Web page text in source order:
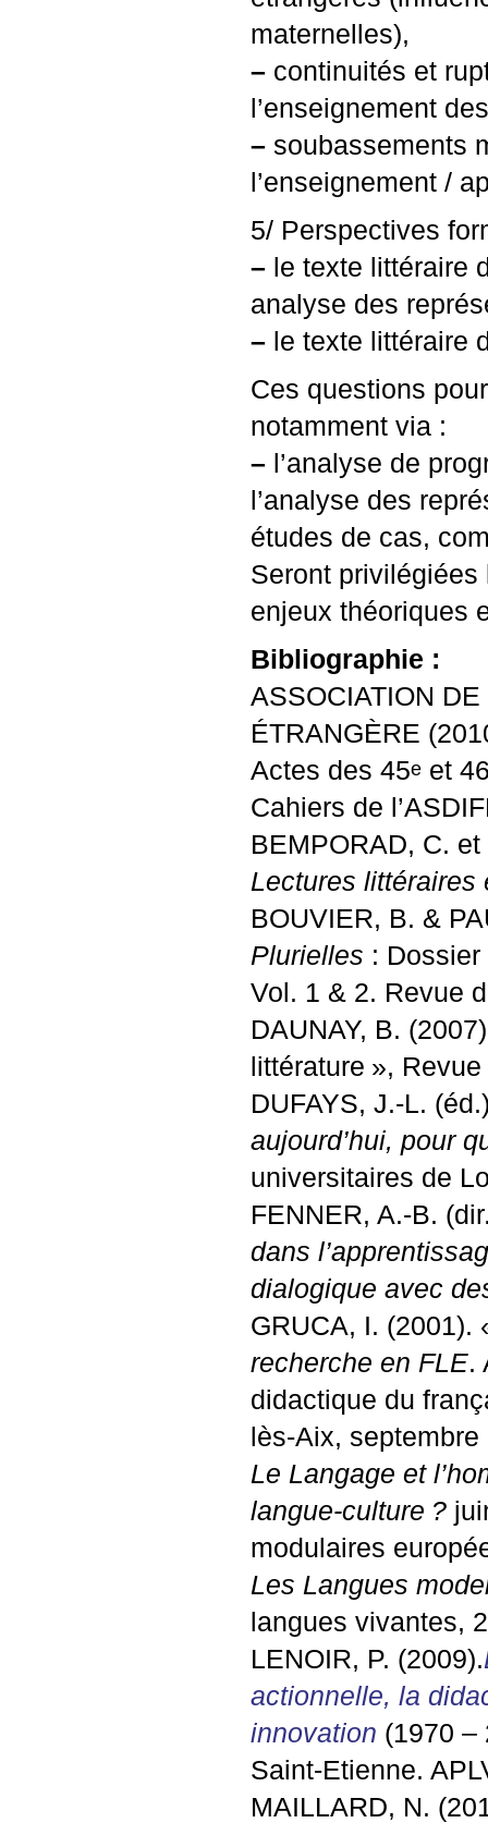
maternelles),
– continuités et
l’enseignement
– soubassements
l’enseignement /
5/ Perspectives
– le texte littéraire
analyse des
– le texte littéraire
Ces questions
notamment via :
– l’analyse de
l’analyse des
études de cas,
Seront
enjeux théoriques
Bibliographie :
ASSOCIATION DE
ÉTRANGÈRE
Actes des 45e et
Cahiers de l’
BEMPORAD, C. et
Lectures littéraires
BOUVIER, B. &
Plurielles : Dossier
Vol. 1 & 2. Revue
DAUNAY, B.
littérature »,
DUFAYS, J.-L.
aujourd’hui, pour
universitaires de
FENNER, A.-B.
dans
dialogique avec
GRUCA, I. (2001).
recherche en FLE.
didactique du
lès-Aix,
Le Langage et
langue-culture ?
modulaires
Les Langues
langues vivantes,
LENOIR, P. (2009).
actionnelle, la
innovation (1970 –
Saint-Etienne.
MAILLARD, N.